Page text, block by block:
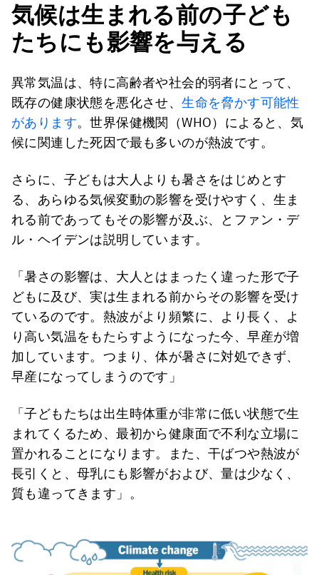
気候は生まれる前の子ども
たちにも影響を与える
異常気温は、特に高齢者や社会的弱者にとって、
既存の健康状態を悪化させ、生命を脅かす可能性
があります。世界保健機関（WHO）によると、気
候に関連した死因で最も多いのが熱波です。
さらに、子どもは大人よりも暑さをはじめとす
る、あらゆる気候変動の影響を受けやすく、生ま
れる前であってもその影響が及ぶ、とファン・デ
ル・ヘイデンは説明しています。
「暑さの影響は、大人とはまったく違った形で子
どもに及び、実は生まれる前からその影響を受け
ているのです。熱波がより頻繁に、より長く、よ
り高い気温をもたらすようになった今、早産が増
加しています。つまり、体が暑さに対処できず、
早産になってしまうのです」
「子どもたちは出生時体重が非常に低い状態で生
まれてくるため、最初から健康面で不利な立場に
置かれることになります。また、干ばつや熱波が
長引くと、母乳にも影響がおよび、量は少なく、
質も違ってきます」。